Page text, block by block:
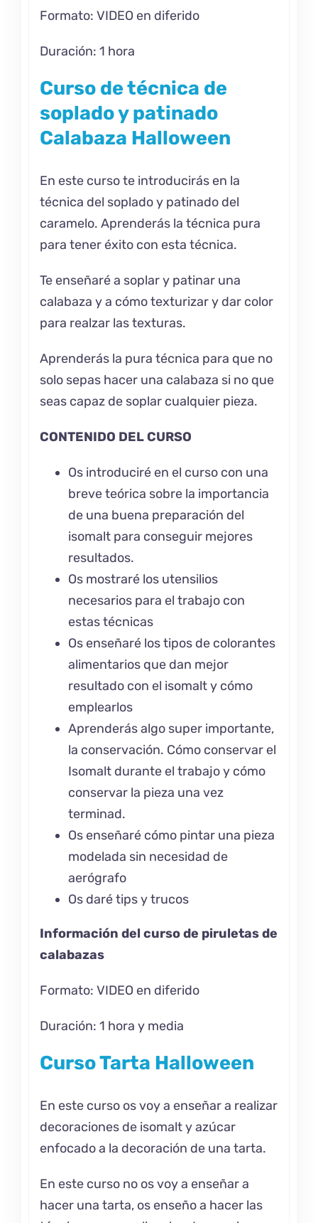
Formato: VIDEO en diferido
Duración: 1 hora
Curso de técnica de
soplado y patinado
Calabaza Halloween
En este curso te introducirás en la
técnica del soplado y patinado del
caramelo. Aprenderás la técnica pura
para tener éxito con esta técnica.
Te enseñaré a soplar y patinar una
calabaza y a cómo texturizar y dar color
para realzar las texturas.
Aprenderás la pura técnica para que no
solo sepas hacer una calabaza si no que
seas capaz de soplar cualquier pieza.
CONTENIDO DEL CURSO
Os introduciré en el curso con una
breve teórica sobre la importancia
de una buena preparación del
isomalt para conseguir mejores
resultados.
Os mostraré los utensilios
necesarios para el trabajo con
estas técnicas
Os enseñaré los tipos de colorantes
alimentarios que dan mejor
resultado con el isomalt y cómo
emplearlos
Aprenderás algo super importante,
la conservación. Cómo conservar el
Isomalt durante el trabajo y cómo
conservar la pieza una vez
terminad.
Os enseñaré cómo pintar una pieza
modelada sin necesidad de
aerógrafo
Os daré tips y trucos
Información del curso de piruletas de
calabazas
Formato: VIDEO en diferido
Duración: 1 hora y media
Curso Tarta Halloween
En este curso os voy a enseñar a realizar
decoraciones de isomalt y azúcar
enfocado a la decoración de una tarta.
En este curso no os voy a enseñar a
hacer una tarta, os enseño a hacer las